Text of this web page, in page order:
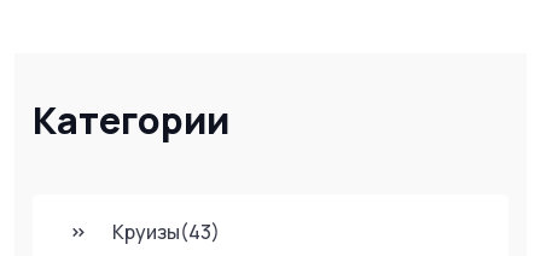
Категории
Круизы(43)